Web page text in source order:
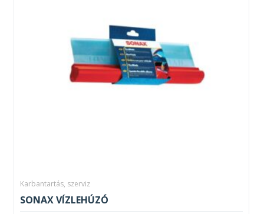
Karbantartás, szerviz
SONAX VÍZLEHÚZÓ